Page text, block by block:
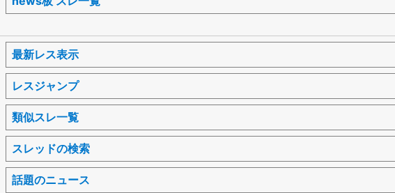
最新レス表示
レスジャンプ
類似スレ一覧
スレッドの検索
話題のニュース